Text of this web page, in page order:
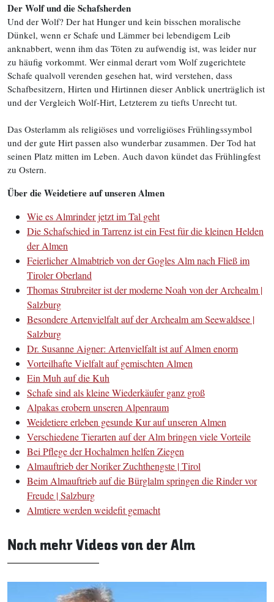
Der Wolf und die Schafsherden
Und der Wolf? Der hat Hunger und kein bisschen moralische
Dünkel, wenn er Schafe und Lämmer bei lebendigem Leib
anknabbert, wenn ihm das Töten zu aufwendig ist, was leider nur
zu häufig vorkommt. Wer einmal derart vom Wolf zugerichtete
Schafe qualvoll verenden gesehen hat, wird verstehen, dass
Schafbesitzern, Hirten und Hirtinnen dieser Anblick unerträglich ist
und der Vergleich Wolf-Hirt, Letzterem zu tiefts Unrecht tut.
Das Osterlamm als religiöses und vorreligiöses Frühlingssymbol
und der gute Hirt passen also wunderbar zusammen. Der Tod hat
seinen Platz mitten im Leben. Auch davon kündet das Frühlingfest
zu Ostern.
Über die Weidetiere auf unseren Almen
Wie es Almrinder jetzt im Tal geht
Die Schafschied in Tarrenz ist ein Fest für die kleinen Helden
der Almen
Feierlicher Almabtrieb von der Gogles Alm nach Fließ im
Tiroler Oberland
Thomas Strubreiter ist der moderne Noah von der Archealm |
Salzburg
Besondere Artenvielfalt auf der Archealm am Seewaldsee |
Salzburg
Dr. Susanne Aigner: Artenvielfalt ist auf Almen enorm
Vorteilhafte Vielfalt auf gemischten Almen
Ein Muh auf die Kuh
Schafe sind als kleine Wiederkäufer ganz groß
Alpakas erobern unseren Alpenraum
Weidetiere erleben gesunde Kur auf unseren Almen
Verschiedene Tierarten auf der Alm bringen viele Vorteile
Bei Pflege der Hochalmen helfen Ziegen
Almauftrieb der Noriker Zuchthengste | Tirol
Beim Almauftrieb auf die Bürglalm springen die Rinder vor
Freude | Salzburg
Almtiere werden weidefit gemacht
Noch mehr Videos von der Alm